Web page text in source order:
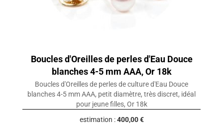
Boucles d'Oreilles de perles d'Eau Douce
blanches 4-5 mm AAA, Or 18k
Boucles d'Oreilles de perles de culture d'Eau Douce
blanches 4-5 mm AAA, petit diamètre, très discret, idéal
pour jeune filles, Or 18k
estimation :400,00 €